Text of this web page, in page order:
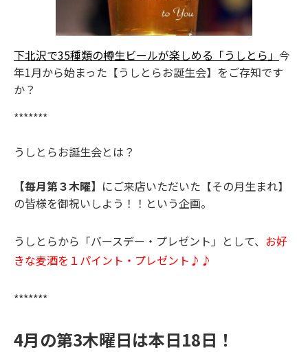
下北沢で35種類の樽生ビールが楽しめる「うしとら」 今
年1月から始まった【うしとらお誕生会】をご存知です
か？
*******
うしとらお誕生会とは？
【毎月第３木曜】 にご来店いただいた【その月生まれ】
の皆様を御祝いしよう！！という企画。
うしとらから「バースデー・プレゼント」として、 お好
きな麦酒を１パイント・プレゼント♪♪
*******
4月の第3木曜日は本日18日！